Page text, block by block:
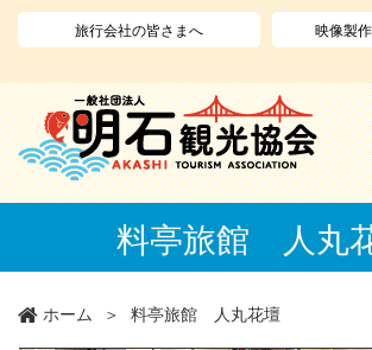
旅行会社の皆さまへ 映像製
料亭旅館 人丸
ホーム 料亭旅館 人丸花壇